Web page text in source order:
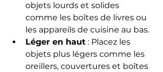
objets lourds et solides
comme les boîtes de livres ou
les appareils de cuisine au bas.
Léger en haut : Placez les
objets plus légers comme les
oreillers, couvertures et boîtes